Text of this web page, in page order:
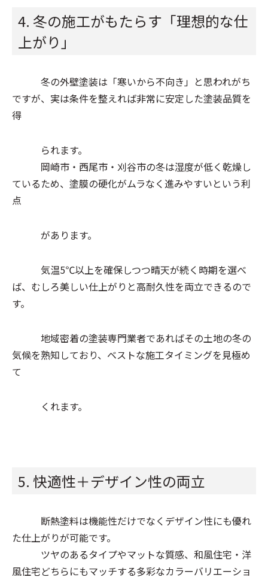
4. 冬の施工がもたらす「理想的な仕
上がり」
冬の外壁塗装は「寒いから不向き」と思われがち
ですが、実は条件を整えれば非常に安定した塗装品質を
得
られます。
岡崎市・西尾市・刈谷市の冬は湿度が低く乾燥し
ているため、塗膜の硬化がムラなく進みやすいという利
点
があります。
気温5℃以上を確保しつつ晴天が続く時期を選べ
ば、むしろ美しい仕上がりと高耐久性を両立できるので
す。
地域密着の塗装専門業者であればその土地の冬の
気候を熟知しており、ベストな施工タイミングを見極め
て
くれます。
5. 快適性＋デザイン性の両立
断熱塗料は機能性だけでなくデザイン性にも優れ
た仕上がりが可能です。
ツヤのあるタイプやマットな質感、和風住宅・洋
風住宅どちらにもマッチする多彩なカラーバリエーショ